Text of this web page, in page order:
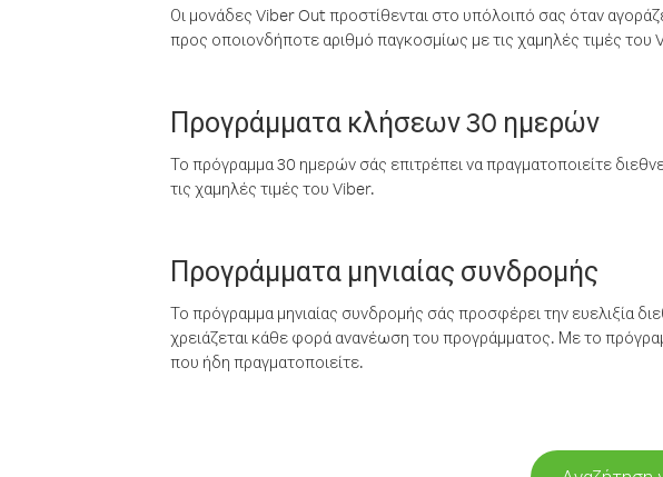
Οι μονάδες Viber Out προστίθενται στο υπόλοιπό σας όταν
προς οποιονδήποτε αριθμό παγκοσμίως με τις χαμηλές τιμές του
Προγράμματα κλήσεων 30 ημερών
Το πρόγραμμα 30 ημερών σάς επιτρέπει να πραγματοποιείτε
τις χαμηλές τιμές του Viber.
Προγράμματα μηνιαίας συνδρομής
Το πρόγραμμα μηνιαίας συνδρομής σάς προσφέρει την ευελιξία
χρειάζεται κάθε φορά ανανέωση του προγράμματος. Με το
που ήδη πραγματοποιείτε.